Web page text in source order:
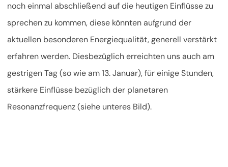
noch einmal abschließend auf die heutigen Einflüsse zu
sprechen zu kommen, diese könnten aufgrund der
aktuellen besonderen Energiequalität, generell verstärkt
erfahren werden. Diesbezüglich erreichten uns auch am
gestrigen Tag (so wie am 13. Januar), für einige Stunden,
stärkere Einflüsse bezüglich der planetaren
Resonanzfrequenz (siehe unteres Bild).